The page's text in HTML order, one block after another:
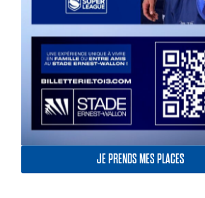
JE PRENDS MES PLACES
York Knights – Toulouse Olympique – Dans
décroche son premier succès de 2025